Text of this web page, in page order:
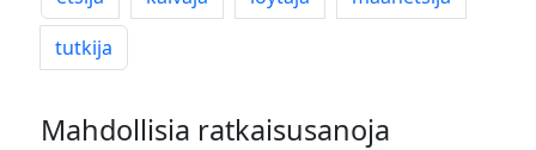
tutkija
Mahdollisia ratkaisusanoja